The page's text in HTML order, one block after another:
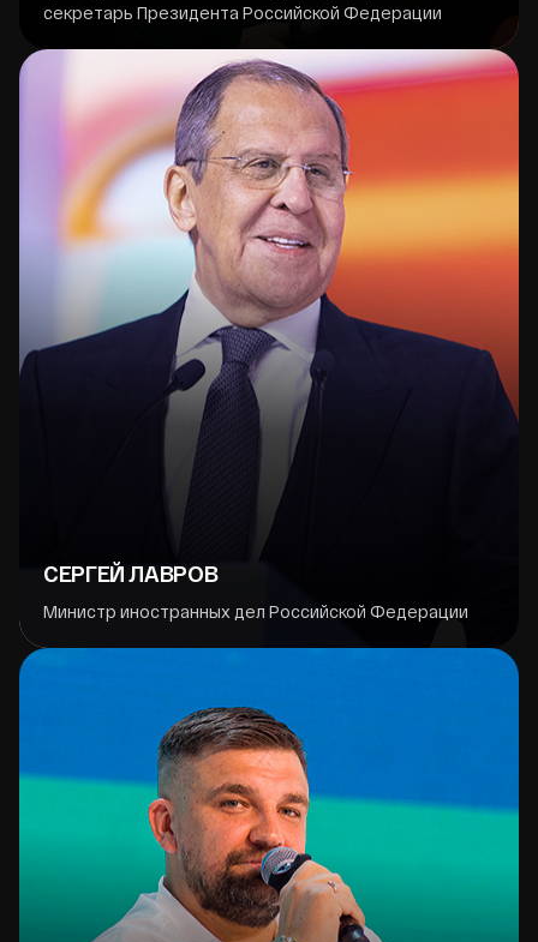
секретарь Президента Российской Федерации
СЕРГЕЙ ЛАВРОВ
Министр иностранных дел Российской Федерации